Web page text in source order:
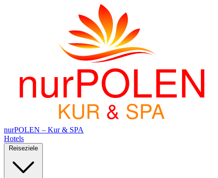
nurPOLEN
KUR & SPA
nurPOLEN – Kur & SPA
Hotels